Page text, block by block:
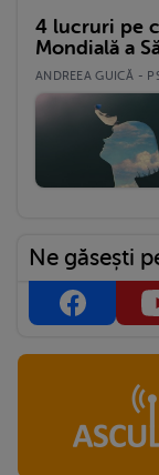
4 lucruri pe
Mondială a
ANDREEA GUICĂ -
Ne găsești